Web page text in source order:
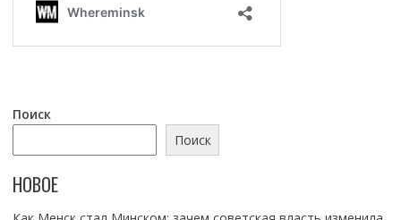
Поиск
Поиск
НОВОЕ